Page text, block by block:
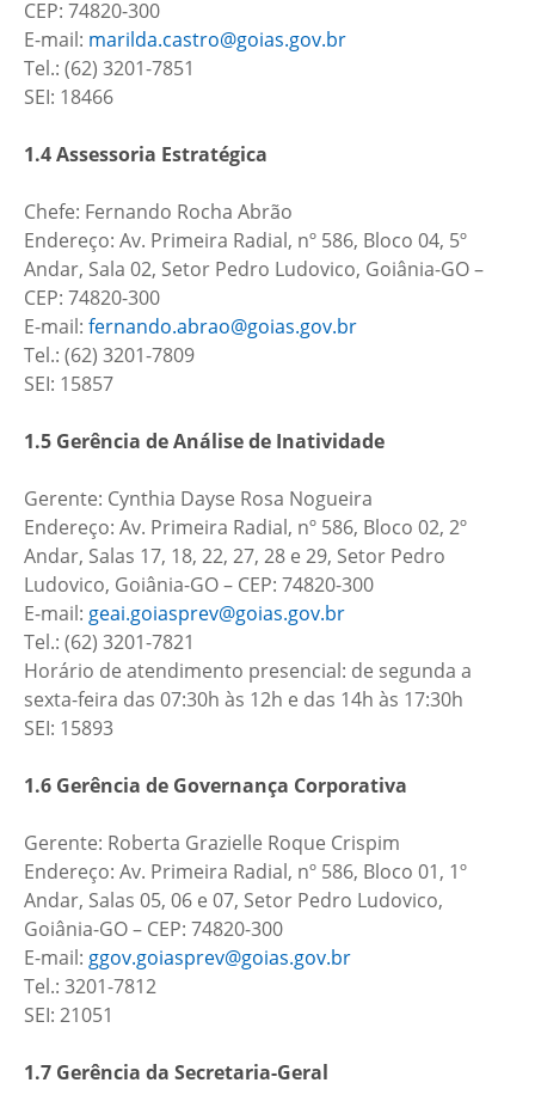
CEP: 74820-300
E-mail: marilda.castro@goias.gov.br
Tel.: (62) 3201-7851
SEI: 18466
1.4 Assessoria Estratégica
Chefe: Fernando Rocha Abrão
Endereço: Av. Primeira Radial, nº 586, Bloco 04, 5º
Andar, Sala 02, Setor Pedro Ludovico, Goiânia-GO –
CEP: 74820-300
E-mail: fernando.abrao@goias.gov.br
Tel.: (62) 3201-7809
SEI: 15857
1.5 Gerência de Análise de Inatividade
Gerente: Cynthia Dayse Rosa Nogueira
Endereço: Av. Primeira Radial, nº 586, Bloco 02, 2º
Andar, Salas 17, 18, 22, 27, 28 e 29, Setor Pedro
Ludovico, Goiânia-GO – CEP: 74820-300
E-mail: geai.goiasprev@goias.gov.br
Tel.: (62) 3201-7821
Horário de atendimento presencial: de segunda a
sexta-feira das 07:30h às 12h e das 14h às 17:30h
SEI: 15893
1.6 Gerência de Governança Corporativa
Gerente: Roberta Grazielle Roque Crispim
Endereço: Av. Primeira Radial, nº 586, Bloco 01, 1º
Andar, Salas 05, 06 e 07, Setor Pedro Ludovico,
Goiânia-GO – CEP: 74820-300
E-mail: ggov.goiasprev@goias.gov.br
Tel.: 3201-7812
SEI: 21051
1.7 Gerência da Secretaria-Geral